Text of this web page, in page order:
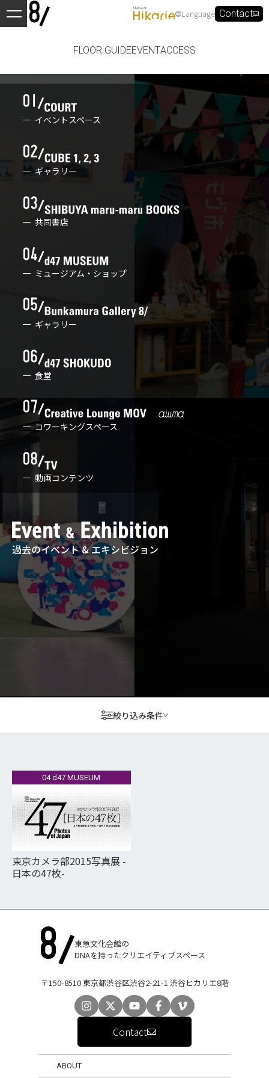
Language Contact
FLOOR GUIDEEVENTACCESS
イベントスペース
ギャラリー
共同書店
ミュージアム・ショップ
ギャラリー
食堂
コワーキングスペース
動画コンテンツ
過去のイベント & エキシビジョン
絞り込み条件
04 d47 MUSEUM
東京カメラ部2015写真展 -
日本の47枚-
東急文化会館の
DNAを持ったクリエイティブスペース
〒150-8510 東京都渋谷区渋谷2-21-1 渋谷ヒカリエ8階
Contact
ABOUT